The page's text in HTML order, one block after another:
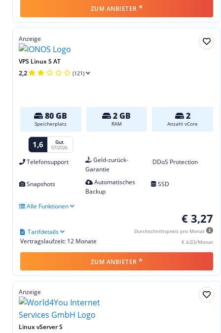
ZUM ANBIETER *
Anzeige
VPS Linux S AT
2,2 (121)
80 GB
Speicherplatz
2 GB
RAM
2
Anzahl vCore
1,6 Gut
07/2026
Telefonsupport
Geld-zurück-
Garantie
DDoS Protection
Snapshots
Automatisches
Backup
SSD
Alle Funktionen
€ 3,27
Durchschnittspreis pro Monat
€ 4,03/Monat
Vertragslaufzeit: 12 Monate
Tarifdetails
ZUM ANBIETER *
Anzeige
Linux vServer S